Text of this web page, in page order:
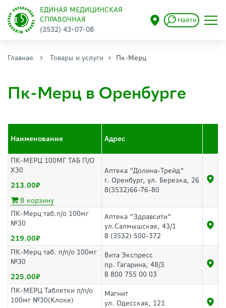
ЕДИНАЯ МЕДИЦИНСКАЯ
СПРАВОЧНАЯ
(3532) 43-07-08
Найти
Главная Товары и услуги Пк-Мерц
Пк-Мерц в Оренбурге
Наименование Адрес
ПК-МЕРЦ 100МГ ТАБ П/О
Х30
213.00
В корзину
Аптека "Долина-Трейд"
г. Оренбург, ул. Березка, 26
8(3532)66-76-80
ПК-Мерц таб.п/о 100мг
№30
219.00
Аптека "Здравсити"
ул.Салмышская, 43/1
8 (3532) 500-372
ПК-Мерц таб. п/п/о 100мг
№30
225.00
Вита Экспресс
пр. Гагарина, 48/3
8 800 755 00 03
ПК-МЕРЦ Таблетки п/п/о
100мг №30(Клоке)
Магнит
ул. Одесская, 121